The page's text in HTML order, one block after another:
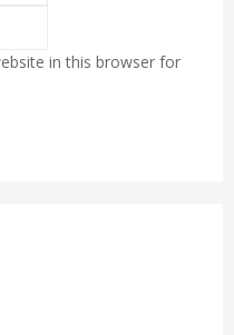
in this browser for